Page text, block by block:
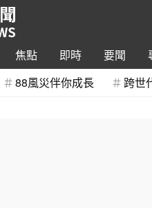
焦點 即時 要聞
88風災伴你成長 跨世